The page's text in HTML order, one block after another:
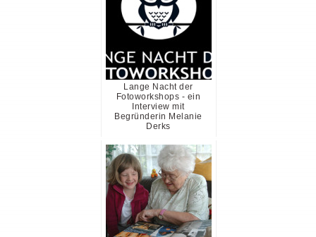
Lange Nacht der
Fotoworkshops - ein
Interview mit
Begründerin Melanie
Derks